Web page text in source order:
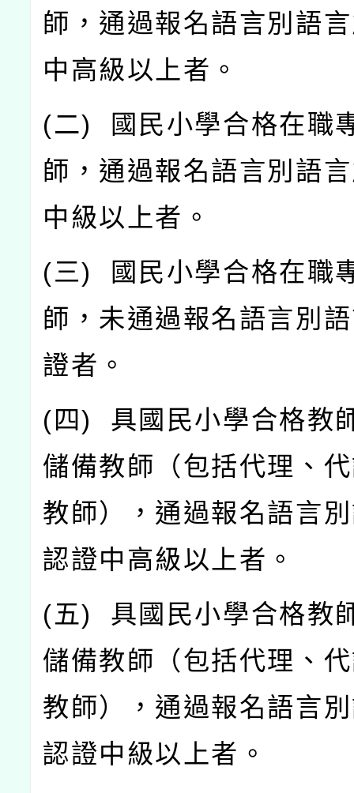
師，通過報名語言別語
中高級以上者。
(二)
國民小學合格在職
師，通過報名語言別語
中級以上者。
(三)
國民小學合格在職
師，未通過報名語言別
證者。
( 四) 具國民小學合格教
儲備教師（包括代理、
教師），通過報名語言
認證中高級以上者。
(五) 具國民小學合格教
儲備教師（包括代理、
教師），通過報名語言
認證中級以上者。